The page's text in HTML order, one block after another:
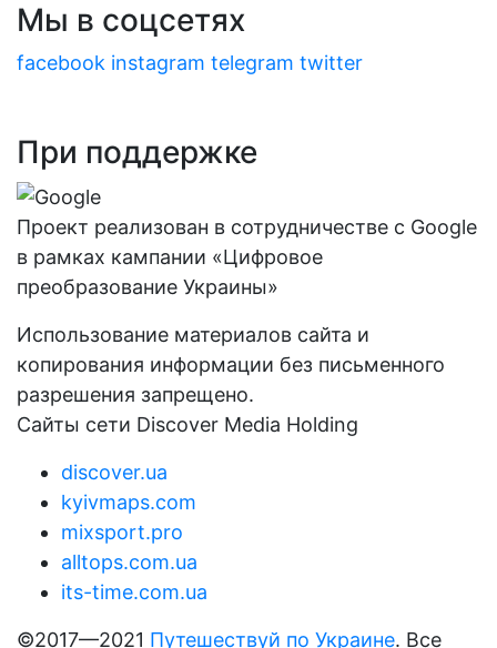
Мы в соцсетях
facebook instagram telegram twitter
При поддержке
Проект реализован в сотрудничестве с Google
в рамках кампании «Цифровое
преобразование Украины»
Использование материалов сайта и
копирования информации без письменного
разрешения запрещено.
Сайты сети Discover Media Holding
discover.ua
kyivmaps.com
mixsport.pro
alltops.com.ua
its-time.com.ua
©2017—2021 Путешествуй по Украине. Все